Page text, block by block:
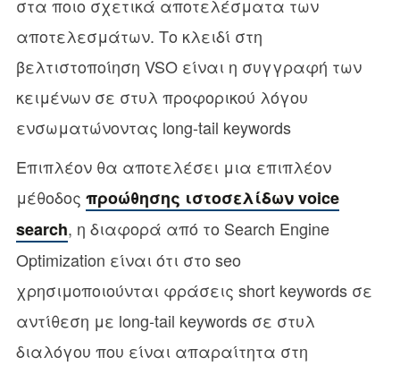
στα ποιο σχετικά αποτελέσματα των
αποτελεσμάτων. Το κλειδί στη
βελτιστοποίηση VSO είναι η συγγραφή των
κειμένων σε στυλ προφορικού λόγου
ενσωματώνοντας long-tail keywords
Επιπλέον θα αποτελέσει μια επιπλέον
μέθοδος προώθησης ιστοσελίδων voice
search, η διαφορά από το Search Engine
Optimization είναι ότι στο seo
χρησιμοποιούνται φράσεις short keywords σε
αντίθεση με long-tail keywords σε στυλ
διαλόγου που είναι απαραίτητα στη